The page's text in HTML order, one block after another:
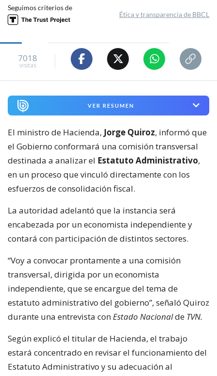
Seguimos criterios de
Ética y transparencia de BBCL
7018
visitas
VER RESUMEN
El ministro de Hacienda, Jorge Quiroz, informó que
el Gobierno conformará una comisión transversal
destinada a analizar el Estatuto Administrativo,
en un proceso que vinculó directamente con los
esfuerzos de consolidación fiscal.
La autoridad adelantó que la instancia será
encabezada por un economista independiente y
contará con participación de distintos sectores.
“Voy a convocar prontamente a una comisión
transversal, dirigida por un economista
independiente, que se encargue del tema de
estatuto administrativo del gobierno”, señaló Quiroz
durante una entrevista con Estado Nacionalde TVN.
Según explicó el titular de Hacienda, el trabajo
estará concentrado en revisar el funcionamiento del
Estatuto Administrativo y su adecuación al